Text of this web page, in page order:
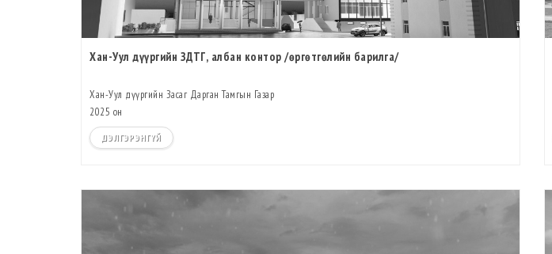
Хан-Уул дүүргийн ЗДТГ, албан контор /өргөтгөлийн барилга/
Хан-Уул дүүргийн Засаг Дарган Тамгын Газар
2025 он
ДЭЛГЭРЭНГҮЙ